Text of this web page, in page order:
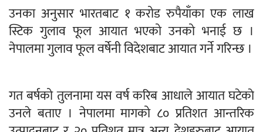
उनका अनुसार भारतबाट १ करोड रुपैयाँका एक लाख
स्टिक गुलाव फूल आयात भएको उनको भनाई छ ।
नेपालमा गुलाव फूल वर्षेनी विदेशबाट आयात गर्ने गरिन्छ ।
गत बर्षको तुलनामा यस वर्ष करिब आधाले आयात घटेकाे
उनले बताए । नेपालमा मागको ८० प्रतिशत आन्तरिक